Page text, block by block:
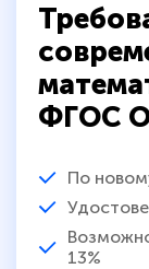
ФГОС
По
13%